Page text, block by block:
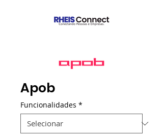
Apob
Funcionalidades *